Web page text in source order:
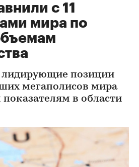
с 11
мира по
лидирующие позиции
мегаполисов мира
в области